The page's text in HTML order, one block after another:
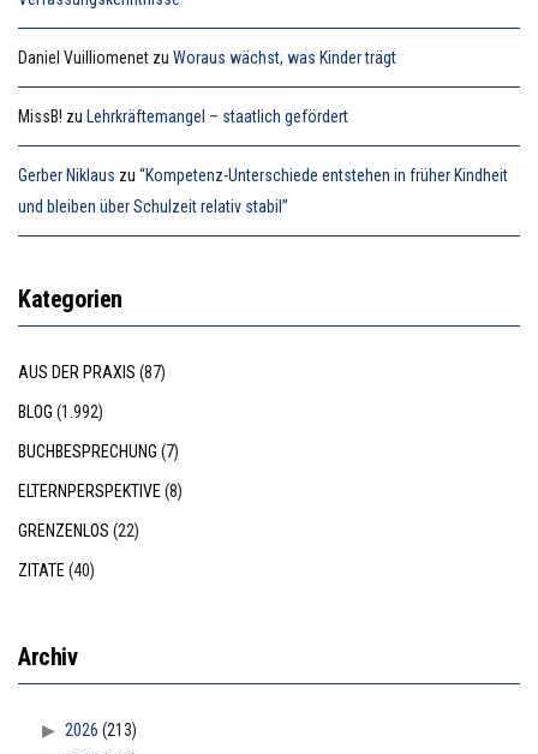
Daniel Vuilliomenet zu Woraus wächst, was Kinder trägt
MissB! zu Lehrkräftemangel – staatlich gefördert
Gerber Niklaus zu “Kompetenz-Unterschiede entstehen in früher Kindheit
und bleiben über Schulzeit relativ stabil”
Kategorien
AUS DER PRAXIS (87)
BLOG (1.992)
BUCHBESPRECHUNG (7)
ELTERNPERSPEKTIVE(8)
GRENZENLOS (22)
ZITATE(40)
Archiv
2026 (213)